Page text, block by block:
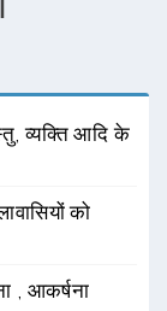
व्यक्ति आदि के
को
, आकर्षना